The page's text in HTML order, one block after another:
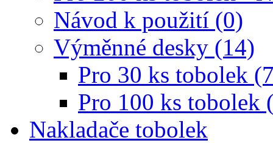
Návod k použití (0)
Výměnné desky (14)
Pro 30 ks tobolek
Pro 100 ks tobolek
Nakladače tobolek